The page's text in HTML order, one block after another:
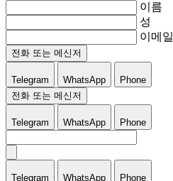
이름
성
이메일
전화 또는 메신저
Telegram WhatsApp
Phone
전화 또는 메신저
Telegram WhatsApp Phone
Telegram WhatsApp Phone